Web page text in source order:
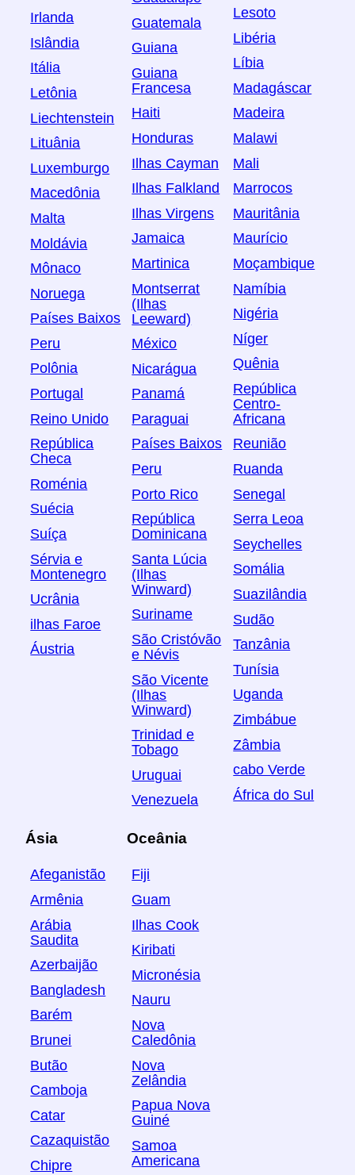
Irlanda
Islândia
Itália
Letônia
Liechtenstein
Lituânia
Luxemburgo
Macedônia
Malta
Moldávia
Mônaco
Noruega
Países Baixos
Peru
Polônia
Portugal
Reino Unido
República
Checa
Roménia
Suécia
Suíça
Sérvia e
Montenegro
Ucrânia
ilhas Faroe
Áustria
Guatemala
Guiana
Guiana
Francesa
Haiti
Honduras
Ilhas Cayman
Ilhas Falkland
Ilhas Virgens
Jamaica
Martinica
Montserrat
(Ilhas
Leeward)
México
Nicarágua
Panamá
Paraguai
Países Baixos
Peru
Porto Rico
República
Dominicana
Santa Lúcia
(Ilhas
Winward)
Suriname
São Cristóvão
e Névis
São Vicente
(Ilhas
Winward)
Trinidad e
Tobago
Uruguai
Venezuela
Lesoto
Libéria
Líbia
Madagáscar
Madeira
Malawi
Mali
Marrocos
Mauritânia
Maurício
Moçambique
Namíbia
Nigéria
Níger
Quênia
República
Centro-
Africana
Reunião
Ruanda
Senegal
Serra Leoa
Seychelles
Somália
Suazilândia
Sudão
Tanzânia
Tunísia
Uganda
Zimbábue
Zâmbia
cabo Verde
África do Sul
Ásia
Afeganistão
Armênia
Arábia
Saudita
Azerbaijão
Bangladesh
Barém
Brunei
Butão
Camboja
Catar
Cazaquistão
Chipre
Oceânia
Fiji
Guam
Ilhas Cook
Kiribati
Micronésia
Nauru
Nova
Caledônia
Nova
Zelândia
Papua Nova
Guiné
Samoa
Americana